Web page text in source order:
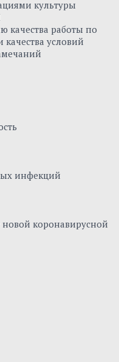
культуры
работы по
условий
инфекций
коронавирусной